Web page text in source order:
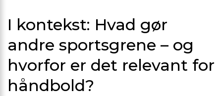
I kontekst: Hvad gør
andre sportsgrene – og
hvorfor er det relevant for
håndbold?